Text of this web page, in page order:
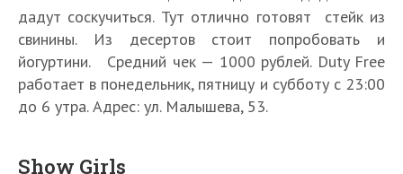
дадут соскучиться. Тут отлично готовят стейк из
свинины. Из десертов стоит попробовать и
йогуртини. Средний чек — 1000 рублей. Duty Free
работает в понедельник, пятницу и субботу с 23:00
до 6 утра. Адрес: ул. Малышева, 53.
Show Girls